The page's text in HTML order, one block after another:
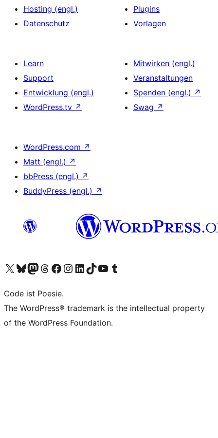
Hosting (engl.)
Datenschutz
Plugins
Vorlagen
Learn
Support
Entwicklung (engl.)
WordPress.tv ↗
Mitwirken (engl.)
Veranstaltungen
Spenden (engl.) ↗
Swag ↗
WordPress.com ↗
Matt (engl.) ↗
bbPress (engl.) ↗
BuddyPress (engl.) ↗
Das X-Konto (früher Twitter) von WordPress.org besuchen
Das Bluesky-Konto von WordPress.org besuchen
Das Mastodon-Konto von WordPress.org besuchen
Das Threads-Konto von WordPress.org besuchen
Die Facebook-Seite von WordPress.org besuchen
Das Instagram-Konto von WordPress.org besuchen
Das LinkedIn-Konto von WordPress.org besuchen
Das TikTok-Konto von WordPress.org besuchen
Den YouTube-Kanal von WordPress.org besuchen
Das Tumblr-Konto von WordPress.org besuchen
Code ist Poesie.
The WordPress® trademark is the intellectual property
of the WordPress Foundation.